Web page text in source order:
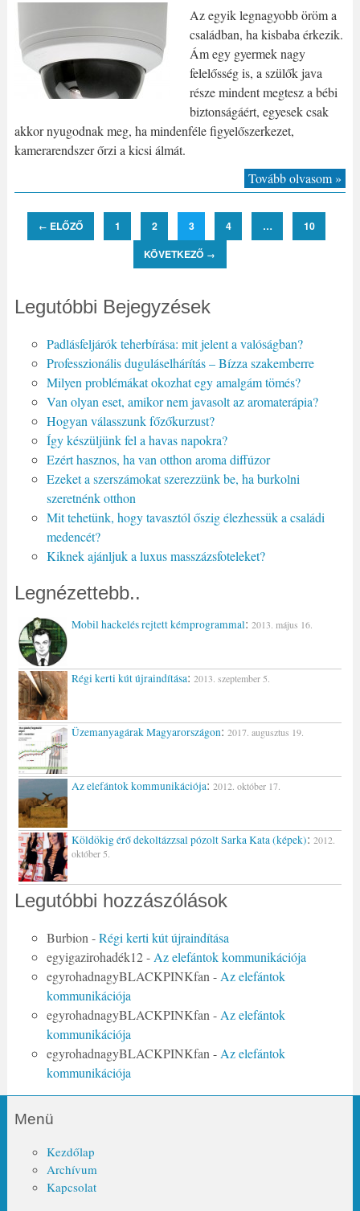
Az egyik legnagyobb öröm a
családban, ha kisbaba érkezik.
Ám egy gyermek nagy
felelősség is, a szülők java
része mindent megtesz a bébi
biztonságáért, egyesek csak
akkor nyugodnak meg, ha mindenféle figyelőszerkezet,
kamerarendszer őrzi a kicsi álmát.
Tovább olvasom »
← ELŐZŐ 1 2 3 4 …
10
KÖVETKEZŐ →
Legutóbbi Bejegyzések
Padlásfeljárók teherbírása: mit jelent a valóságban?
Professzionális duguláselhárítás – Bízza szakemberre
Milyen problémákat okozhat egy amalgám tömés?
Van olyan eset, amikor nem javasolt az aromaterápia?
Hogyan válasszunk főzőkurzust?
Így készüljünk fel a havas napokra?
Ezért hasznos, ha van otthon aroma diffúzor
Ezeket a szerszámokat szerezzünk be, ha burkolni
szeretnénk otthon
Mit tehetünk, hogy tavasztól őszig élezhessük a családi
medencét?
Kiknek ajánljuk a luxus masszázsfoteleket?
Legnézettebb..
Mobil hackelés rejtett kémprogrammal: 2013. május 16.
Régi kerti kút újraindítása: 2013. szeptember 5.
Üzemanyagárak Magyarországon: 2017. augusztus 19.
Az elefántok kommunikációja: 2012. október 17.
Köldökig érő dekoltázzsal pózolt Sarka Kata (képek): 2012.
október 5.
Legutóbbi hozzászólások
Burbion -Régi kerti kút újraindítása
egyigazirohadék12- Az elefántok kommunikációja
egyrohadnagyBLACKPINKfan - Az elefántok
kommunikációja
egyrohadnagyBLACKPINKfan - Az elefántok
kommunikációja
egyrohadnagyBLACKPINKfan - Az elefántok
kommunikációja
Menü
Kezdőlap
Archívum
Kapcsolat